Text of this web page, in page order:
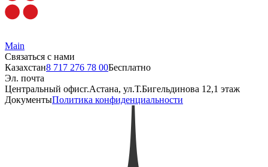
Main
Связаться с нами
Казахстан8 717 276 78 00Бесплатно
Эл. почта
Центральный офисг.Астана, ул.Т.Бигельдинова 12,1 этаж
ДокументыПолитика конфиденциальности